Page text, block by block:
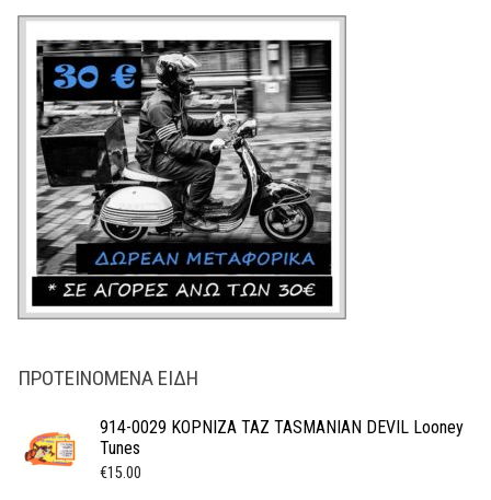
ΠΡΟΤΕΙΝΌΜΕΝΑ ΕΊΔΗ
914-0029 ΚΟΡΝΙΖΑ TAZ TASMANIAN DEVIL Looney
Tunes
€15.00